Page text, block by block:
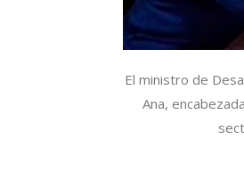
El ministro de
Ana,